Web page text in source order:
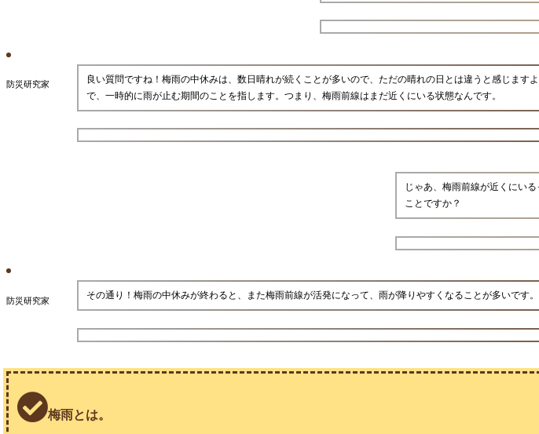
防災研究家
良い質問ですね！梅雨の中休みは、数日晴れが続くことが多いので、ただの晴れの日とは違うと感じます
で、一時的に雨が止む期間のことを指します。つまり、梅雨前線はまだ近くにいる状態なんです。
じゃあ、梅雨前線が近くにい
ことですか？
防災研究家 その通り！梅雨の中休みが終わると、また梅雨前線が活発になって、雨が降りやすくなることが多いです
梅雨とは。